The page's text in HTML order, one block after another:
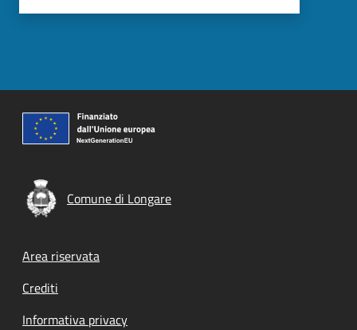
Comune di Longare
Footer menu
Area riservata
Crediti
Informativa privacy